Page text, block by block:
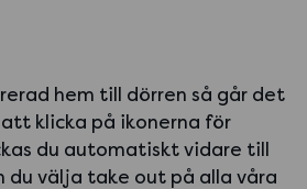
hem till dörren så går det
klicka på ikonerna för
du automatiskt vidare till
du välja take out på alla våra